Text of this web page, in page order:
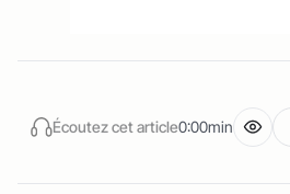
Écoutez cet article0:00min